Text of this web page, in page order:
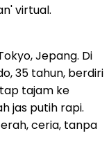
virtual.
Jepang. Di
35 tahun, berdiri
tajam ke
jas putih rapi.
ceria, tanpa